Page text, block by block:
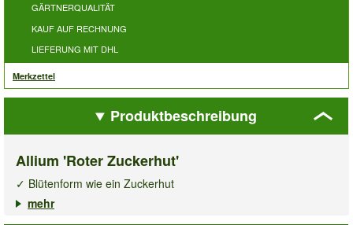
GÄRTNERQUALITÄT
KAUF AUF RECHNUNG
LIEFERUNG MIT DHL
Merkzettel
Produktbeschreibung
Allium 'Roter Zuckerhut'
✓ Blütenform wie ein Zuckerhut
✓ Edle Blütenfarbe
mehr